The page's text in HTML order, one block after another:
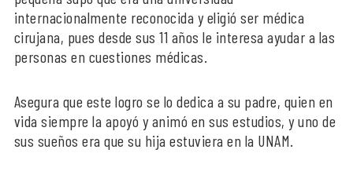
internacionalmente reconocida y eligió ser médica
cirujana, pues desde sus 11 años le interesa ayudar a las
personas en cuestiones médicas.
Asegura que este logro se lo dedica a su padre, quien en
vida siempre la apoyó y animó en sus estudios, y uno de
sus sueños era que su hija estuviera en la UNAM.